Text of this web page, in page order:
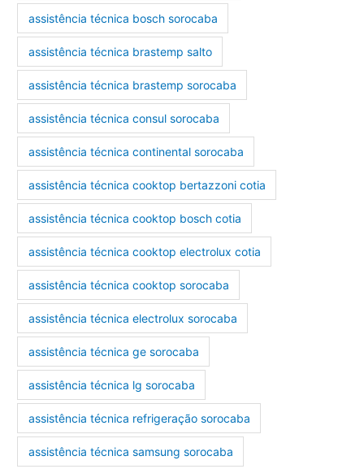
assistência técnica bosch sorocaba
assistência técnica brastemp salto
assistência técnica brastemp sorocaba
assistência técnica consul sorocaba
assistência técnica continental sorocaba
assistência técnica cooktop bertazzoni cotia
assistência técnica cooktop bosch cotia
assistência técnica cooktop electrolux cotia
assistência técnica cooktop sorocaba
assistência técnica electrolux sorocaba
assistência técnica ge sorocaba
assistência técnica lg sorocaba
assistência técnica refrigeração sorocaba
assistência técnica samsung sorocaba